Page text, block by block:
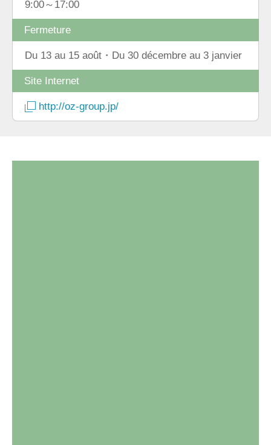
9:00～17:00
Fermeture
Du 13 au 15 août・Du 30 décembre au 3 janvier
Site Internet
http://oz-group.jp/